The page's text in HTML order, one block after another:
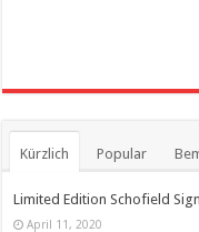
Kürzlich Popular
Limited Edition Schofield
April 11, 2020